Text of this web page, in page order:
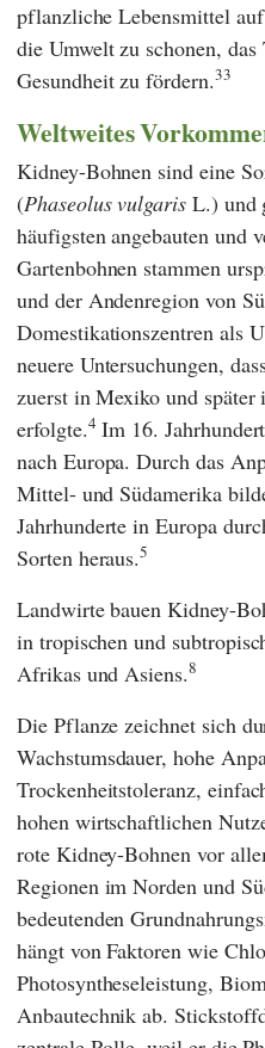
pflanzliche Lebensmittel
die Umwelt zu schonen,
Gesundheit zu fördern.33
Weltweites
Kidney-Bohnen sind eine
(Phaseolus vulgarisL.) und
häufigsten angebauten und
Gartenbohnen stammen
und der Andenregion von
Domestikationszentren als
neuere Untersuchungen,
zuerst in Mexiko und später
erfolgte.4 Im 16.
nach Europa. Durch das
Mittel- und Südamerika
Jahrhunderte in Europa
Sorten heraus.5
Landwirte bauen Kidney-
in tropischen und
Afrikas und Asiens.8
Die Pflanze zeichnet sich
Wachstumsdauer, hohe
Trockenheitstoleranz,
hohen wirtschaftlichen
rote Kidney-Bohnen vor
Regionen im Norden und
bedeutenden
hängt von Faktoren wie
Photosyntheseleistung,
Anbautechnik ab.